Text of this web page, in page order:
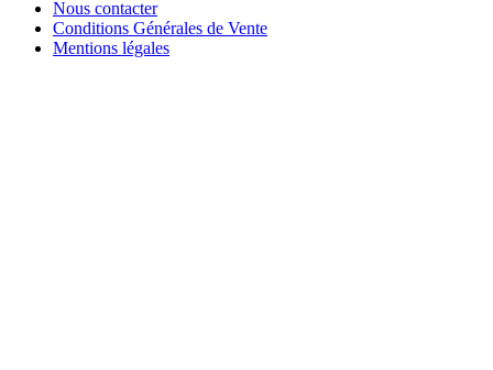
Nous contacter
Conditions Générales de Vente
Mentions légales